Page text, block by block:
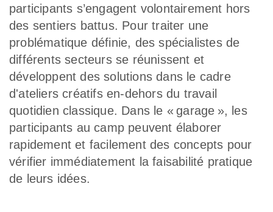
participants s’engagent volontairement hors
des sentiers battus. Pour traiter une
problématique définie, des spécialistes de
différents secteurs se réunissent et
développent des solutions dans le cadre
d'ateliers créatifs en-dehors du travail
quotidien classique. Dans le « garage », les
participants au camp peuvent élaborer
rapidement et facilement des concepts pour
vérifier immédiatement la faisabilité pratique
de leurs idées.